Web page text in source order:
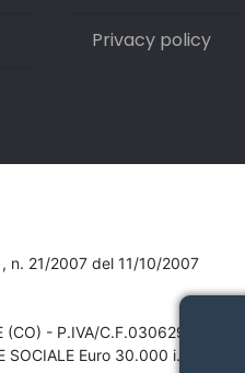
Privacy policy
n. 21/2007 del 11/10/2007
- P.IVA/C.F.03062910132
Euro 30.000 i.v.